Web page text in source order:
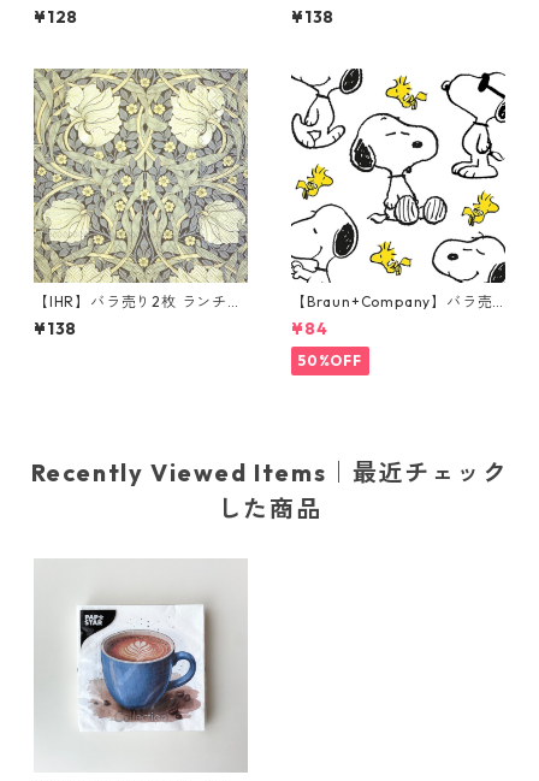
枚 ランチサイズ ペーパーナプ
キン Tilly & Tigg Pink コーラ
¥128
ランチサイズ ペーパーナプキ
ン LARKSPUR BLUE グリーン
¥138
【IHR】バラ売り2枚 ランチサ
イズ ペーパーナプキン PIMPE
RNEL グリーン V&A ウィリア
¥138
【Braun+Company】バラ売
り2枚 ランチサイズ ペーパー
ナプキン Snoopy + Woodstoc
k ホワイト PEANUTS
¥84
50%OFF
Recently Viewed Items｜最近チェック
した商品